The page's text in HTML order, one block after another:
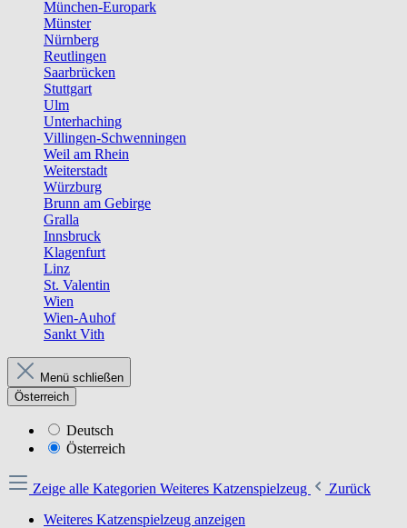
München-Europark
Münster
Nürnberg
Reutlingen
Saarbrücken
Stuttgart
Ulm
Unterhaching
Villingen-Schwenningen
Weil am Rhein
Weiterstadt
Würzburg
Brunn am Gebirge
Gralla
Innsbruck
Klagenfurt
Linz
St. Valentin
Wien
Wien-Auhof
Sankt Vith
Menü schließen
Österreich
Deutsch
Österreich
Zeige alle Kategorien Weiteres Katzenspielzeug
Zurück
Weiteres Katzenspielzeug anzeigen